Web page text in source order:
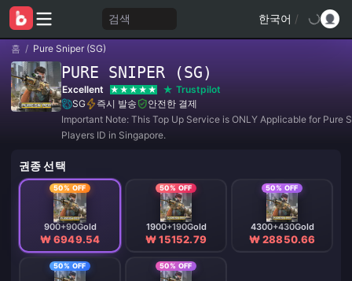
검색 한국어 /
홈 / Pure Sniper (SG)
PURE SNIPER (SG)
Excellent
Trustpilot
SG
즉시 발송
안전한 결제
Important Note: This Top Up Service is ONLY Applicable for Pure
Players ID in Singapore.
권종 선택
50% OFF
900+90Gold
₩ 6949.54
50% OFF
1900+190Gold
₩ 15152.79
50% OFF
4300+430Gold
₩ 28850.66
50% OFF 50% OFF